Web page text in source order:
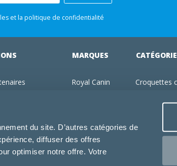
du site. D’autres catégories de
diffuser des offres
optimiser notre offre. Votre
et la politique de confidentialité
cookies
d'utilisation
MARQUES
Royal Canin
Specific
Dechra
Tonivet
Croquettes
Jouets chien
Produits